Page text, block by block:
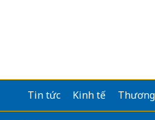
Tin tức Kinh tế